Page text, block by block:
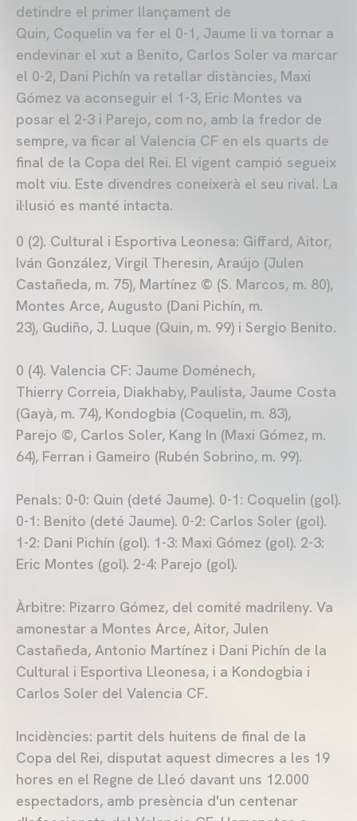
detindre el primer llançament de
Quin, Coquelin va fer el 0-1, Jaume li va tornar a
endevinar el xut a Benito, Carlos Soler va marcar
el 0-2, Dani Pichín va retallar distàncies, Maxi
Gómez va aconseguir el 1-3, Eric Montes va
posar el 2-3 i Parejo, com no, amb la fredor de
sempre, va ficar al Valencia CF en els quarts de
final de la Copa del Rei. El vigent campió segueix
molt viu. Este divendres coneixerà el seu rival. La
il·lusió es manté intacta.
0 (2). Cultural i Esportiva Leonesa: Giffard, Aitor,
Iván González, Virgil Theresin, Araújo (Julen
Castañeda, m. 75), Martínez © (S. Marcos, m. 80),
Montes Arce, Augusto (Dani Pichín, m.
23), Gudiño, J. Luque (Quin, m. 99) i Sergio Benito.
0 (4). Valencia CF: Jaume Doménech,
Thierry Correia, Diakhaby, Paulista, Jaume Costa
(Gayà, m. 74), Kondogbia (Coquelin, m. 83),
Parejo ©, Carlos Soler, Kang In (Maxi Gómez, m.
64), Ferran i Gameiro (Rubén Sobrino, m. 99).
Penals: 0-0: Quin (deté Jaume). 0-1: Coquelin (gol).
0-1: Benito (deté Jaume). 0-2: Carlos Soler (gol).
1-2: Dani Pichín (gol). 1-3: Maxi Gómez (gol). 2-3:
Eric Montes (gol). 2-4: Parejo (gol).
Àrbitre: Pizarro Gómez, del comité madrileny. Va
amonestar a Montes Arce, Aitor, Julen
Castañeda, Antonio Martínez i Dani Pichín de la
Cultural i Esportiva Lleonesa, i a Kondogbia i
Carlos Soler del Valencia CF.
Incidències: partit dels huitens de final de la
Copa del Rei, disputat aquest dimecres a les 19
hores en el Regne de Lleó davant uns 12.000
espectadors, amb presència d'un centenar